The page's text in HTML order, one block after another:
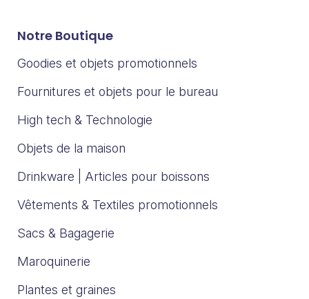
Notre Boutique
Goodies et objets promotionnels
Fournitures et objets pour le bureau
High tech & Technologie
Objets de la maison
Drinkware | Articles pour boissons
Vêtements & Textiles promotionnels
Sacs & Bagagerie
Maroquinerie
Plantes et graines